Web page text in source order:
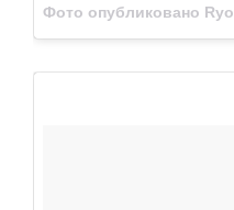
Фото опубликовано